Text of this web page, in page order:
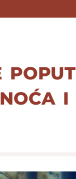
poput
i